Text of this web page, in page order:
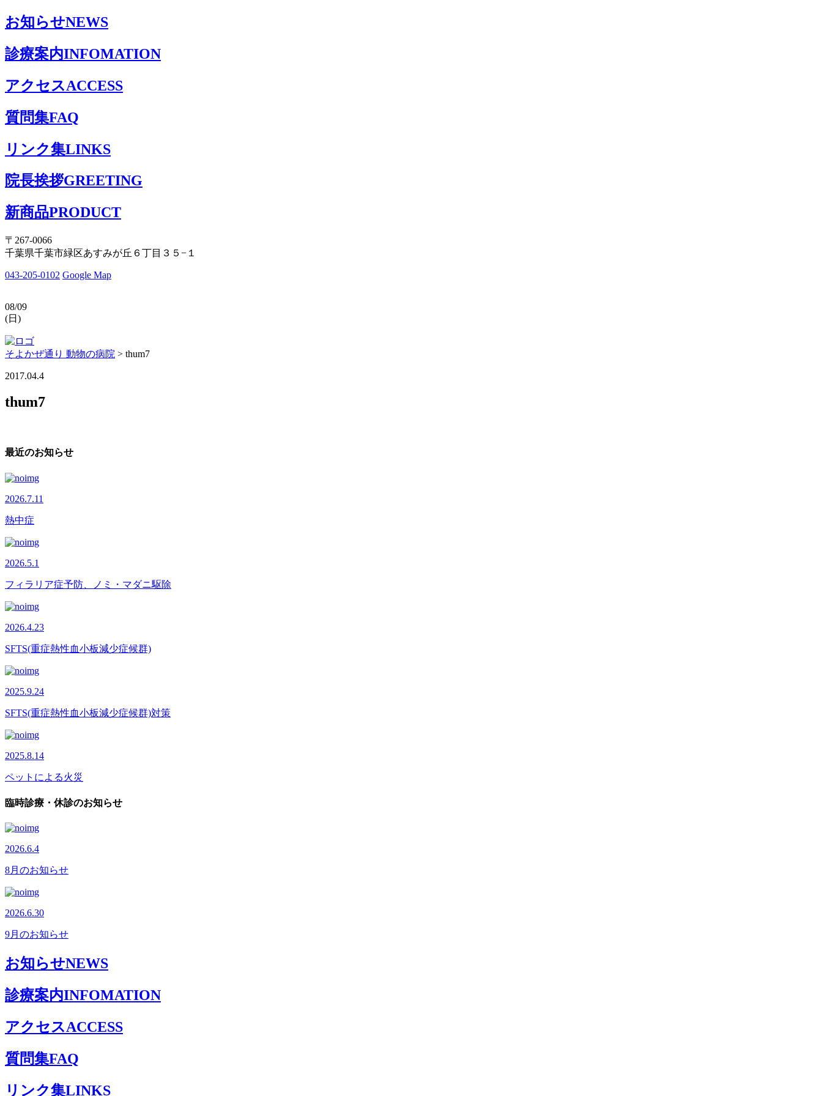
お知らせNEWS
診療案内INFOMATION
アクセスACCESS
質問集FAQ
リンク集LINKS
院長挨拶GREETING
新商品PRODUCT
〒267-0066
千葉県千葉市緑区あすみが丘６丁目３５−１
043-205-0102 Google Map
08/09
(日)
そよかぜ通り 動物の病院 > thum7
2017.04.4
thum7
最近のお知らせ
2026.7.11
熱中症
2026.5.1
フィラリア症予防、ノミ・マダニ駆除
2026.4.23
SFTS(重症熱性血小板減少症候群)
2025.9.24
SFTS(重症熱性血小板減少症候群)対策
2025.8.14
ペットによる火災
臨時診療・休診のお知らせ
2026.6.4
8月のお知らせ
2026.6.30
9月のお知らせ
お知らせNEWS
診療案内INFOMATION
アクセスACCESS
質問集FAQ
リンク集LINKS